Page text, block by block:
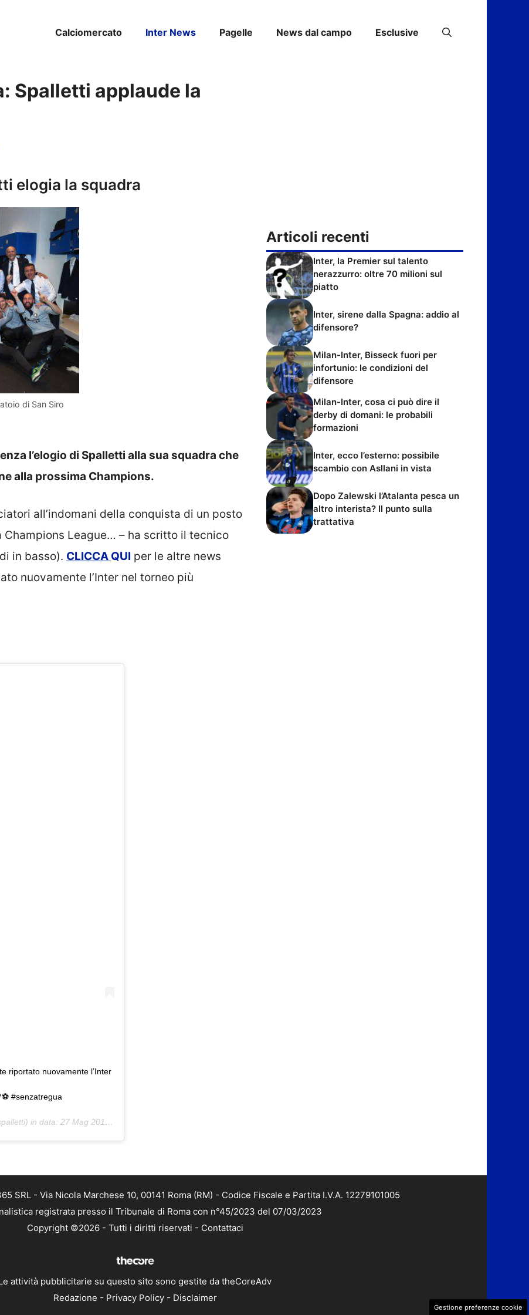
Calciomercato Inter News Pagelle News dal campo Esclusive
Spalletti applaude la
elogia la squadra
di San Siro
l’elogio di Spalletti alla sua squadra che
alla prossima Champions.
all’indomani della conquista di un posto
Champions League… – ha scritto il tecnico
in basso). CLICCA QUI per le altre news
nuovamente l’Inter nel torneo più
riportato nuovamente l’Inter
#senzatregua
in data: 27 Mag 2019 alle ore 9:39 PDT
Articoli recenti
Inter, la Premier sul talento
nerazzurro: oltre 70 milioni sul
piatto
Inter, sirene dalla Spagna: addio al
difensore?
Milan-Inter, Bisseck fuori per
infortunio: le condizioni del
difensore
Milan-Inter, cosa ci può dire il
derby di domani: le probabili
formazioni
Inter, ecco l’esterno: possibile
scambio con Asllani in vista
Dopo Zalewski l’Atalanta pesca un
altro interista? Il punto sulla
trattativa
SRL - Via Nicola Marchese 10, 00141 Roma (RM) - Codice Fiscale e Partita I.V.A. 12279101005
registrata presso il Tribunale di Roma con n°45/2023 del 07/03/2023
Copyright ©2026 - Tutti i diritti riservati - Contattaci
attività pubblicitarie su questo sito sono gestite da theCoreAdv
Redazione - Privacy Policy- Disclaimer
Gestione preferenze cookie